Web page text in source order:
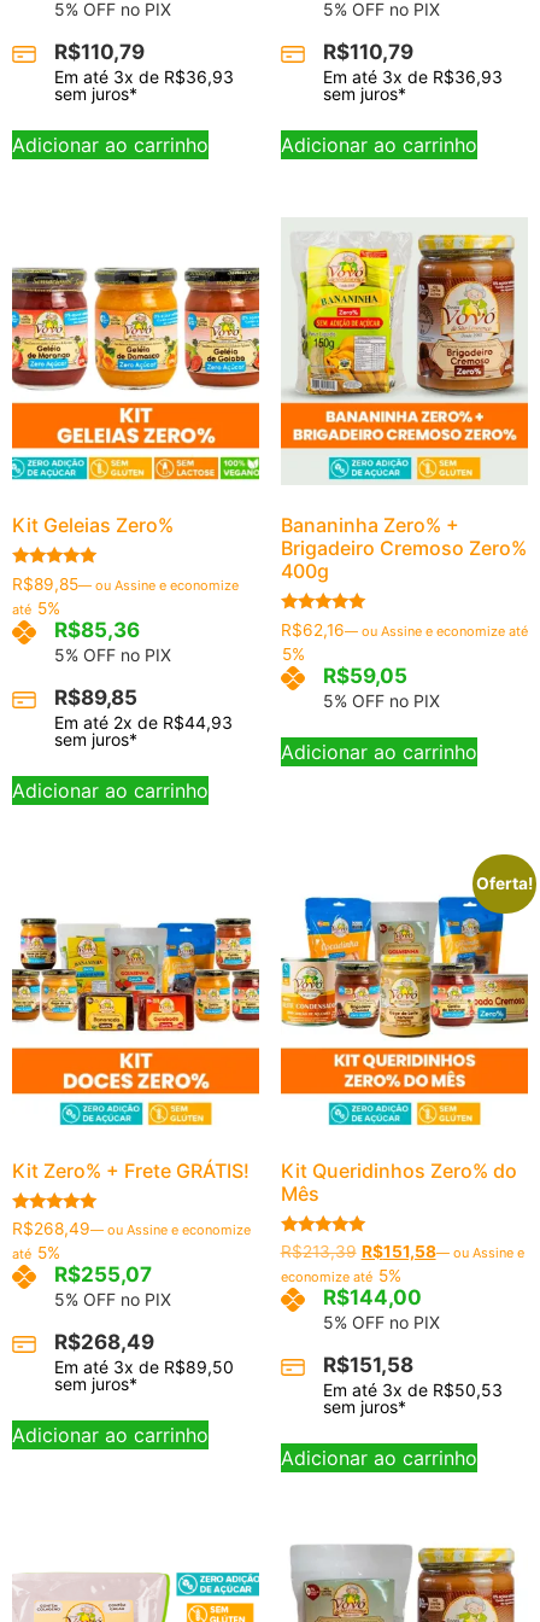
5% OFF no PIX
R$110,79
Em até 3x de R$36,93
sem juros*
Adicionar ao carrinho
5% OFF no PIX
R$110,79
Em até 3x de R$36,93
sem juros*
Adicionar ao carrinho
Kit Geleias Zero%
Avaliação
5.00
de 5
R$89,85— ou Assine e economize
até 5%
R$85,36
5% OFF no PIX
R$89,85
Em até 2x de R$44,93
sem juros*
Adicionar ao carrinho
Bananinha Zero% +
Brigadeiro Cremoso Zero%
400g
Avaliação
5.00
de 5
R$62,16—ou Assine e economize até
5%
R$59,05
5% OFF no PIX
Adicionar ao carrinho
Kit Zero% + Frete GRÁTIS!
Avaliação
5.00
de 5
R$268,49— ou Assine e economize
até 5%
R$255,07
5% OFF no PIX
R$268,49
Em até 3x de R$89,50
sem juros*
Adicionar ao carrinho
Oferta!
Kit Queridinhos Zero% do
Mês
Avaliação
5.00
de 5
R$213,39 R$151,58—ou Assine e
economize até 5%
R$144,00
5% OFF no PIX
R$151,58
Em até 3x de R$50,53
sem juros*
Adicionar ao carrinho